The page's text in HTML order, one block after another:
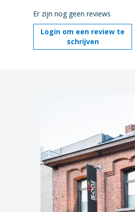
Er zijn nog geen reviews
Login om een review te
schrijven